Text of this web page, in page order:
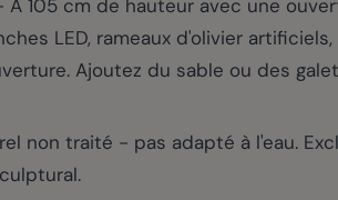
- À 105 cm de hauteur avec une
LED, rameaux d'olivier
Ajoutez du sable ou des
non traité - pas adapté à l'eau.